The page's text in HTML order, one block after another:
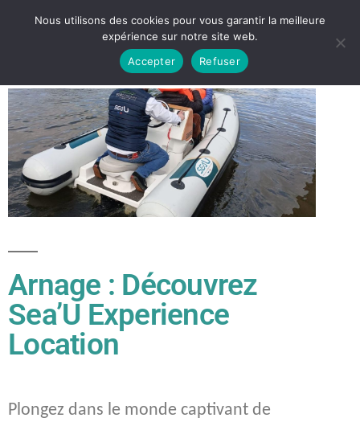
Arnage : Découvrez
Sea’U Experience
Location
Plongez dans le monde captivant de
Nous utilisons des cookies pour vous garantir la meilleure
expérience sur notre site web.
Accepter
Refuser